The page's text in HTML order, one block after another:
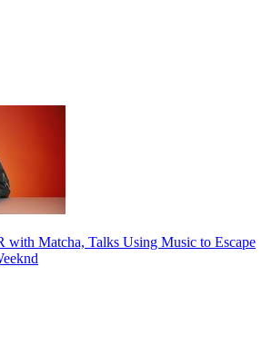
with Matcha, Talks Using Music to Escape